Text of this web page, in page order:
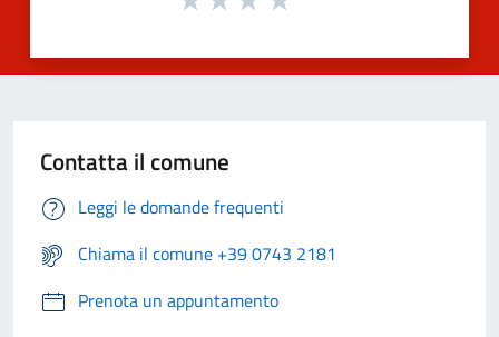
Contatta il comune
Leggi le domande frequenti
Chiama il comune +39 0743 2181
Prenota un appuntamento